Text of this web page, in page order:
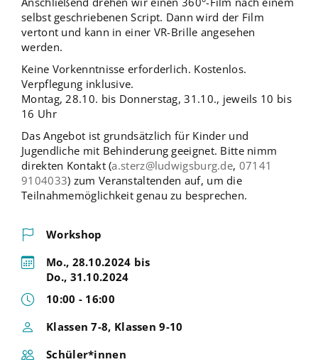
selbst geschriebenen Script. Dann wird der Film
vertont und kann in einer VR-Brille angesehen
werden.
Keine Vorkenntnisse erforderlich. Kostenlos.
Verpflegung inklusive.
Montag, 28.10. bis Donnerstag, 31.10., jeweils 10 bis
16 Uhr
Das Angebot ist grundsätzlich für Kinder und
Jugendliche mit Behinderung geeignet. Bitte nimm
direkten Kontakt (a.sterz@ludwigsburg.de, 07141
9104033) zum Veranstaltenden auf, um die
Teilnahmemöglichkeit genau zu besprechen.
Workshop
Mo., 28.10.2024 bis
Do., 31.10.2024
10:00 - 16:00
Klassen 7-8, Klassen 9-10
Schüler*innen